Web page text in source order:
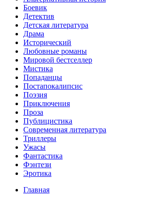
Боевик
Детектив
Детская литература
Драма
Исторический
Любовные романы
Мировой бестселлер
Мистика
Попаданцы
Постапокалипсис
Поэзия
Приключения
Проза
Публицистика
Современная литература
Триллеры
Ужасы
Фантастика
Фэнтези
Эротика
Главная